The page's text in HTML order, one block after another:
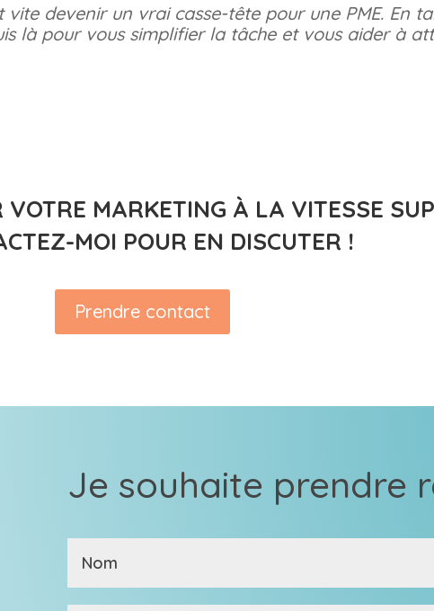
vite devenir un vrai casse-tête pour une PME. En
là pour vous simplifier la tâche et vous aider à
VOTRE MARKETING À LA VITESSE
MOI POUR EN DISCUTER !
Prendre contact
Je souhaite prendre